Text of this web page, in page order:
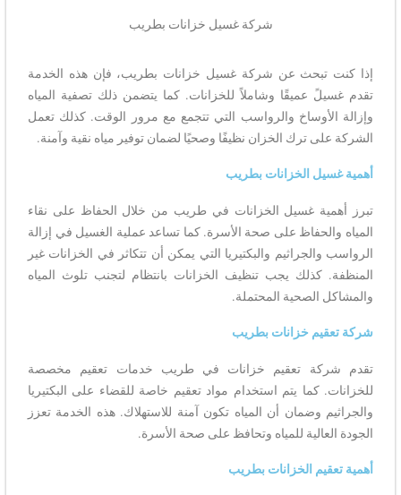
شركة غسيل خزانات بطريب
إذا كنت تبحث عن شركة غسيل خزانات بطريب، فإن هذه الخدمة
تقدم غسيلً عميقًا وشاملاً للخزانات. كما يتضمن ذلك تصفية المياه
وإزالة الأوساخ والرواسب التي تتجمع مع مرور الوقت. كذلك تعمل
الشركة على ترك الخزان نظيفًا وصحيًا لضمان توفير مياه نقية وآمنة.
أهمية غسيل الخزانات بطريب
تبرز أهمية غسيل الخزانات في طريب من خلال الحفاظ على نقاء
المياه والحفاظ على صحة الأسرة. كما تساعد عملية الغسيل في إزالة
الرواسب والجراثيم والبكتيريا التي يمكن أن تتكاثر في الخزانات غير
المنظفة. كذلك يجب تنظيف الخزانات بانتظام لتجنب تلوث المياه
والمشاكل الصحية المحتملة.
شركة تعقيم خزانات بطريب
تقدم شركة تعقيم خزانات في طريب خدمات تعقيم مخصصة
للخزانات. كما يتم استخدام مواد تعقيم خاصة للقضاء على البكتيريا
والجراثيم وضمان أن المياه تكون آمنة للاستهلاك. هذه الخدمة تعزز
الجودة العالية للمياه وتحافظ على صحة الأسرة.
أهمية تعقيم الخزانات بطريب